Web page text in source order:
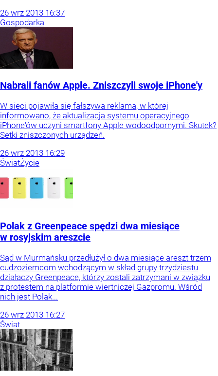
26 wrz 2013 16:37
Gospodarka
Nabrali fanów Apple. Zniszczyli swoje iPhone'y
W sieci pojawiła się fałszywa reklama, w której
informowano, że aktualizacja systemu operacyjnego
iPhone'ów uczyni smartfony Apple wodoodpornymi. Skutek?
Setki zniszczonych urządzeń.
26 wrz 2013 16:29
ŚwiatŻycie
Polak z Greenpeace spędzi dwa miesiące
w rosyjskim areszcie
Sąd w Murmańsku przedłużył o dwa miesiące areszt trzem
cudzoziemcom wchodzącym w skład grupy trzydziestu
działaczy Greenpeace, którzy zostali zatrzymani w związku
z protestem na platformie wiertniczej Gazpromu. Wśród
nich jest Polak...
26 wrz 2013 16:27
Świat